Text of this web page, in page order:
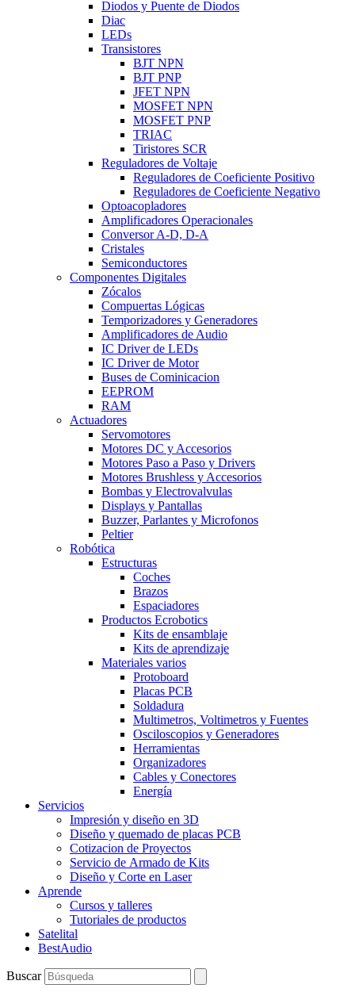
Diodos y Puente de Diodos
Diac
LEDs
Transistores
BJT NPN
BJT PNP
JFET NPN
MOSFET NPN
MOSFET PNP
TRIAC
Tiristores SCR
Reguladores de Voltaje
Reguladores de Coeficiente Positivo
Reguladores de Coeficiente Negativo
Optoacopladores
Amplificadores Operacionales
Conversor A-D, D-A
Cristales
Semiconductores
Componentes Digitales
Zócalos
Compuertas Lógicas
Temporizadores y Generadores
Amplificadores de Audio
IC Driver de LEDs
IC Driver de Motor
Buses de Cominicacion
EEPROM
RAM
Actuadores
Servomotores
Motores DC y Accesorios
Motores Paso a Paso y Drivers
Motores Brushless y Accesorios
Bombas y Electrovalvulas
Displays y Pantallas
Buzzer, Parlantes y Microfonos
Peltier
Robótica
Estructuras
Coches
Brazos
Espaciadores
Productos Ecrobotics
Kits de ensamblaje
Kits de aprendizaje
Materiales varios
Protoboard
Placas PCB
Soldadura
Multimetros, Voltimetros y Fuentes
Osciloscopios y Generadores
Herramientas
Organizadores
Cables y Conectores
Energía
Servicios
Impresión y diseño en 3D
Diseño y quemado de placas PCB
Cotizacion de Proyectos
Servicio de Armado de Kits
Diseño y Corte en Laser
Aprende
Cursos y talleres
Tutoriales de productos
Satelital
BestAudio
Buscar